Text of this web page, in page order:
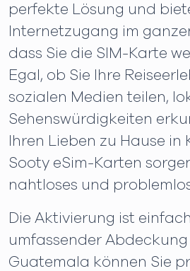
perfekte Lösung und
Internetzugang im
dass Sie die SIM-Karte
Egal, ob Sie Ihre
sozialen Medien teilen,
Sehenswürdigkeiten
Ihren Lieben zu Hause
Sooty eSim-Karten
nahtloses und
Die Aktivierung ist
umfassender
Guatemala können Sie